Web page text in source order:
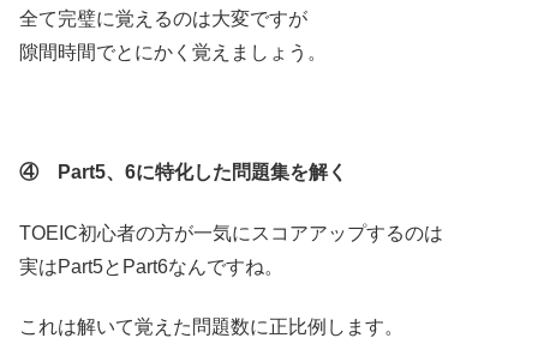
全て完璧に覚えるのは大変ですが
隙間時間でとにかく覚えましょう。
④ Part5、6に特化した問題集を解く
TOEIC初心者の方が一気にスコアアップするのは
実はPart5とPart6なんですね。
これは解いて覚えた問題数に正比例します。